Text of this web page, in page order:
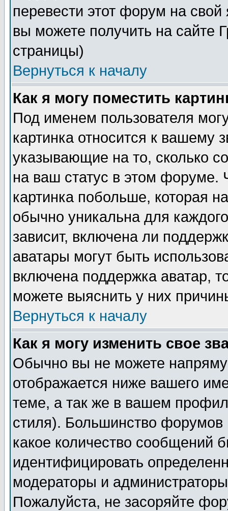
перевести этот форум на
вы можете получить на сайте
страницы)
Вернуться к началу
Как я могу поместить
Под именем пользователя
картинка относится к вашему
указывающие на то, сколько
на ваш статус в этом форуме.
картинка побольше, которая
обычно уникальна для
зависит, включена ли
аватары могут быть
включена поддержка аватар,
можете выяснить у них
Вернуться к началу
Как я могу изменить свое
Обычно вы не можете
отображается ниже вашего
теме, а так же в вашем
стиля). Большинство форумов
какое количество сообщений
идентифицировать
модераторы и
Пожалуйста, не засоряйте